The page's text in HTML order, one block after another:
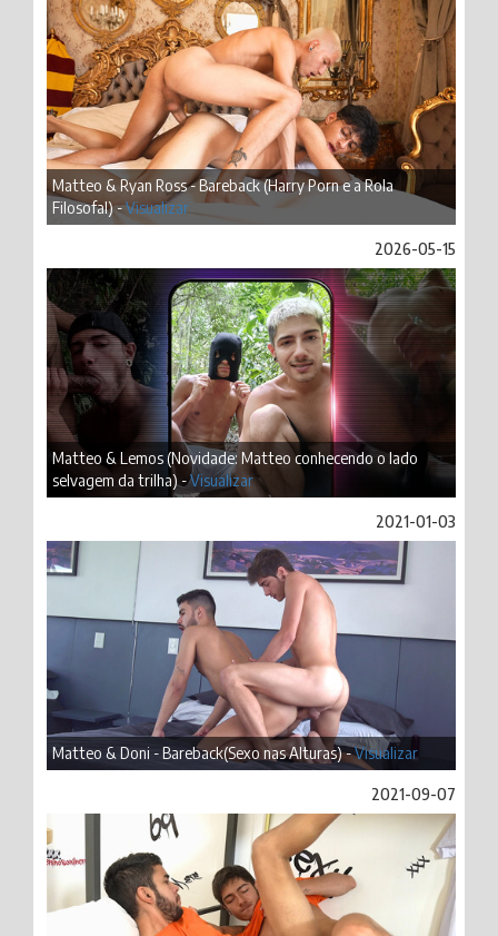
Matteo & Ryan Ross - Bareback (Harry Porn e a Rola
Filosofal) -Visualizar
2026-05-15
Matteo & Lemos (Novidade: Matteo conhecendo o lado
selvagem da trilha) -Visualizar
2021-01-03
Matteo & Doni - Bareback(Sexo nas Alturas) -Visualizar
2021-09-07